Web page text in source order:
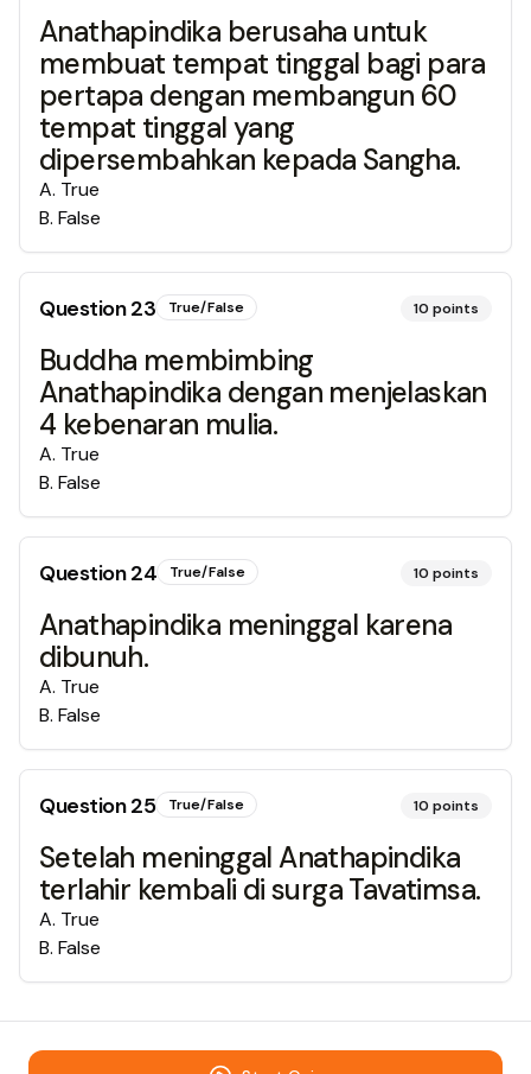
Anathapindika berusaha untuk
membuat tempat tinggal bagi para
pertapa dengan membangun 60
tempat tinggal yang
dipersembahkan kepada Sangha.
A. True
B. False
Question23 True/False 10 points
Buddha membimbing
Anathapindika dengan menjelaskan
4 kebenaran mulia.
A. True
B. False
Question24 True/False 10 points
Anathapindika meninggal karena
dibunuh.
A. True
B. False
Question25 True/False 10 points
Setelah meninggal Anathapindika
terlahir kembali di surga Tavatimsa.
A. True
B. False